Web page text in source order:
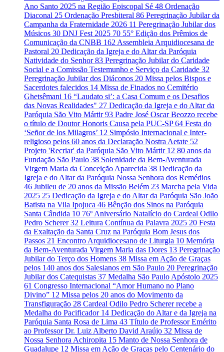
Ano Santo 2025 na Região Episcopal Sé 48 Ordenação
Diaconal 25 Ordenação Presbiteral 86 Peregrinação Jubilar da
Campanha da Fraternidade 2026 11 Peregrinação Jubilar dos
Músicos 30 DNJ Fest 2025 70 55° Edição dos Prêmios de
Comunicação da CNBB 162 Assembleia Arquidiocesana de
Pastoral 20 Dedicação da Igreja e do Altar da Paróquia
Natividade do Senhor83 Peregrinação Jubilar do Caridade
Social e a Comissão Testemunho e Serviço da Caridade 32
Peregrinação Jubilar dos Diáconos 20 Missa pelos Bispos e
Sacerdotes falecidos 14 Missa de Finados no Cemitério
Ghetsêmani 16 “Laudato si’: a Casa Comum e os Desafios
das Novas Realidades" 27 Dedicação da Igreja e do Altar da
Paróquia São Vito Mártir93 Padre José Oscar Beozzo recebe
o título de Doutor Honoris Causa pela PUC-SP64 Festa do
‘Señor de los Milagros’ 12 Simpósio Internacional e Inter-
religioso pelos 60 anos da Declaração Nostra Aetate 52
Projeto 'Recriar' da Paróquia São Vito Mártir 12 80 anos da
Fundação São Paulo 38 Solenidade da Bem-Aventurada
Virgem Maria da Conceição Aparecida 38 Dedicação da
Igreja e do Altar da Paróquia Nossa Senhora dos Remédios
46 Jubileu de 20 anos da Missão Belém 23 Marcha pela Vida
2025 25 Dedicação da Igreja e do Altar da Paróquia São João
Batista na Vila Ipojuca 46 Bênção dos Sinos na Paróquia
Santa Cândida 10 76º Aniversário Natalício do Cardeal Odilo
Pedro Scherer32 Leitura Contínua da Palavra 2025 20 Festa
da Exaltação da Santa Cruz na Paróquia Bom Jesus dos
Passos 21 Encontro Arquidiocesano de Liturgia 10 Memória
da Bem-Aventurada Virgem Maria das Dores 13 Peregrinação
Jubilar do Terço dos Homens 38 Missa em Ação de Graças
pelos 140 anos dos Salesianos em São Paulo 20 Peregrinação
Jubilar dos Catequistas 37 Medalha São Paulo Apóstolo 2025
61 Congresso Internacional “Amor Humano no Plano
Divino” 12 Missa pelos 20 anos do Movimento da
Transfiguração 28 Cardeal Odilo Pedro Scherer recebe a
Medalha do Pacificador 14 Dedicação do Altar e da Igreja na
Paróquia Santa Rosa de Lima 43 Título de Professor Emérito
ao Professor Dr. Luiz Alberto David Araújo 32 Missa de
Nossa Senhora Achiropita 15 Manto de Nossa Senhora de
Guadalupe 12 Missa em Ação de Graças pelo Centenário do